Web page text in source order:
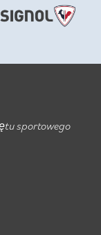
sportowego